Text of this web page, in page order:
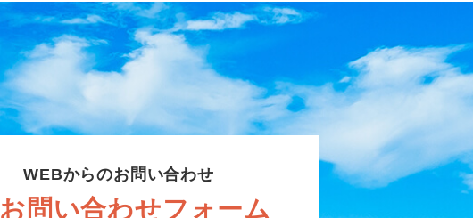
WEBからのお問い合わせ
お問い合わせフォーム